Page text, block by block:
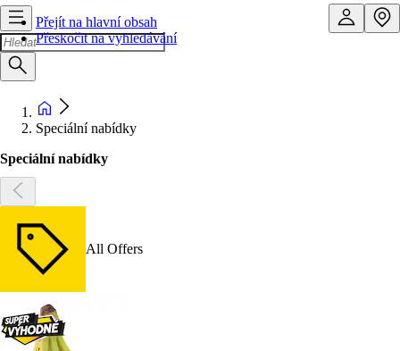
Přejít na hlavní obsah
Přeskočit na vyhledávání
Speciální nabídky
Speciální nabídky
All Offers